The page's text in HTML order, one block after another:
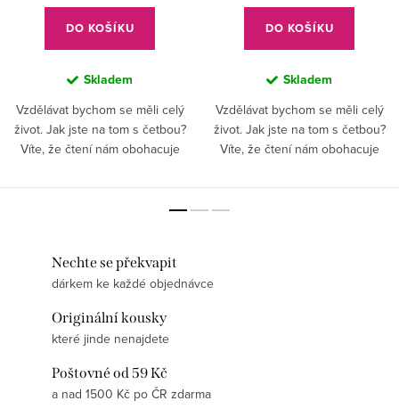
DO KOŠÍKU
Skladem
Vzdělávat bychom se měli celý
život. Jak jste na tom s četbou?
Víte, že čtení nám obohacuje
DO KOŠÍKU
Skladem
Vzdělávat bychom se měli celý
život. Jak jste na tom s četbou?
Víte, že čtení nám obohacuje
Nechte se překvapit
dárkem ke každé objednávce
Originální kousky
které jinde nenajdete
Poštovné od 59 Kč
a nad 1500 Kč po ČR zdarma